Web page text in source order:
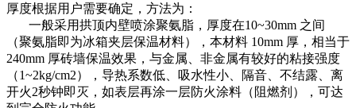
厚度根据用户需要确定，方法为：
一般采用拱顶内壁喷涂聚氨脂，厚度在10~30mm 之间
（聚氨脂即为冰箱夹层保温材料），本材料 10mm 厚，相当于
240mm 厚砖墙保温效果，与金属、非金属有较好的粘接强度
（1~2kg/cm2），导热系数低、吸水性小、隔音、不结露、离
开火2秒钟即灭，如表层再涂一层防火涂料（阻燃剂），可达